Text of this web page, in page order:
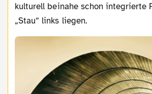
kulturell beinahe schon integrierte
„Stau“ links liegen.